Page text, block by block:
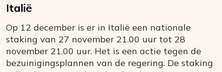
Italië
Op 12 december is er in Italië een nationale
staking van 27 november 21.00 uur tot 28
november 21.00 uur. Het is een actie tegen de
bezuinigingsplannen van de regering. De staking